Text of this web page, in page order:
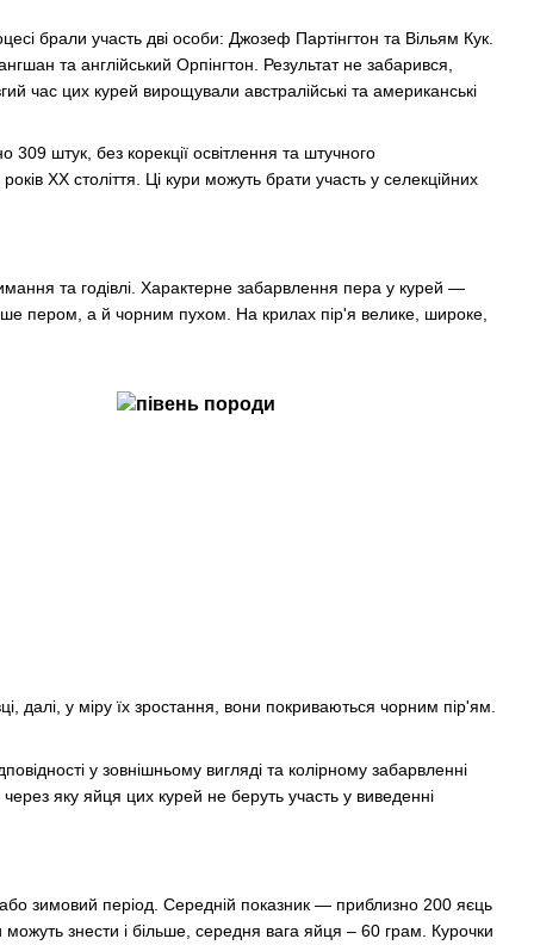
брали участь дві особи: Джозеф Партінгтон та Вільям Кук.
та англійський Орпінгтон. Результат не забарився,
час цих курей вирощували австралійські та американські
штук, без корекції освітлення та штучного
ХХ століття. Ці кури можуть брати участь у селекційних
та годівлі. Характерне забарвлення пера у курей —
пером, а й чорним пухом. На крилах пір'я велике, широке,
далі, у міру їх зростання, вони покриваються чорним пір'ям.
у зовнішньому вигляді та колірному забарвленні
яку яйця цих курей не беруть участь у виведенні
зимовий період. Середній показник — приблизно 200 яєць
знести і більше, середня вага яйця – 60 грам. Курочки